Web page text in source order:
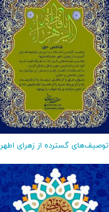
توصیف‌های گسترده از زهرای اطهر